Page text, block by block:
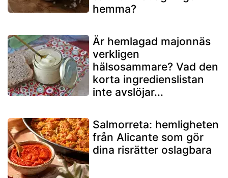
hemma?
Är hemlagad majonnäs
verkligen
hälsosammare? Vad den
korta ingredienslistan
inte avslöjar...
Salmorreta: hemligheten
från Alicante som gör
dina risrätter oslagbara